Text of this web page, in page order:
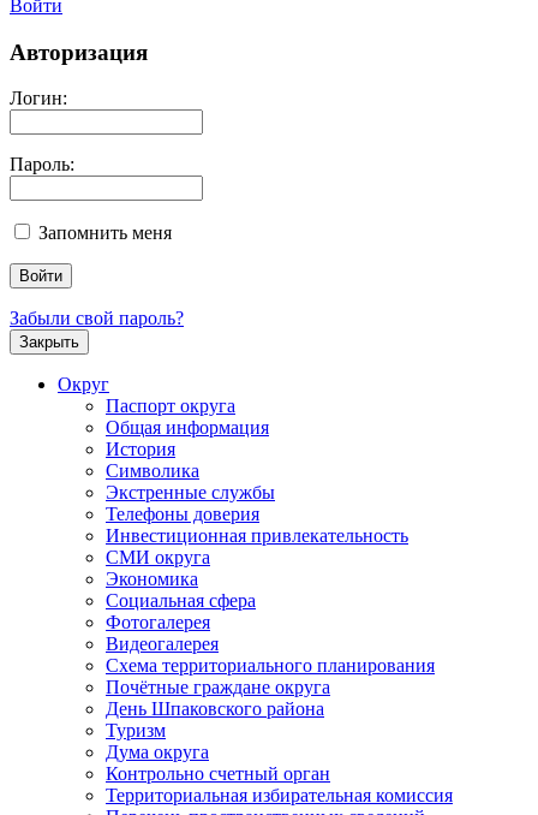
Войти
Авторизация
Логин:
Пароль:
Запомнить меня
Забыли свой пароль?
Закрыть
Округ
Паспорт округа
Общая информация
История
Символика
Экстренные службы
Телефоны доверия
Инвестиционная привлекательность
СМИ округа
Экономика
Социальная сфера
Фотогалерея
Видеогалерея
Схема территориального планирования
Почётные граждане округа
День Шпаковского района
Туризм
Дума округа
Контрольно счетный орган
Территориальная избирательная комиссия